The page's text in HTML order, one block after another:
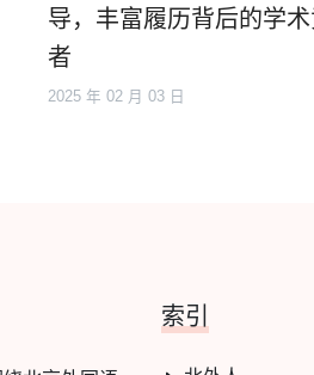
导，丰富履历背后的学
者
2025 年 02 月 03 日
索引